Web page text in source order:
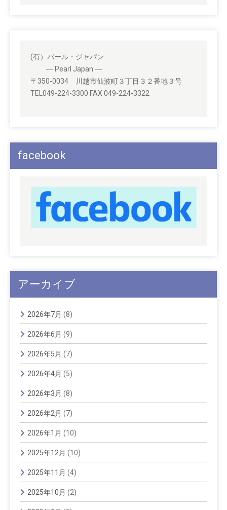
(有）パール・ジャパン
― Pearl Japan ―
〒350-0034 川越市仙波町３丁目３２番地３号
TEL049-224-3300 FAX 049-224-3322
facebook
アーカイブ
2026年7月 (8)
2026年6月 (9)
2026年5月 (7)
2026年4月 (5)
2026年3月 (8)
2026年2月 (7)
2026年1月 (10)
2025年12月 (10)
2025年11月 (4)
2025年10月 (2)